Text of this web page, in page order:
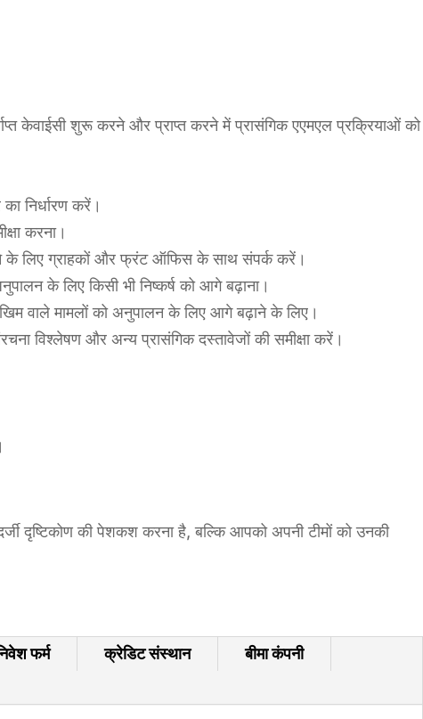
केवाईसी शुरू करने और प्राप्त करने में प्रासंगिक एएमएल प्रक्रियाओं को
निर्धारण करें।
करना।
के लिए ग्राहकों और फ्रंट ऑफिस के साथ संपर्क करें।
के लिए किसी भी निष्कर्ष को आगे बढ़ाना।
वाले मामलों को अनुपालन के लिए आगे बढ़ाने के लिए।
विश्लेषण और अन्य प्रासंगिक दस्तावेजों की समीक्षा करें।
दृष्टिकोण की पेशकश करना है, बल्कि आपको अपनी टीमों को उनकी
फर्म क्रेडिट संस्थान
बीमा कंपनी